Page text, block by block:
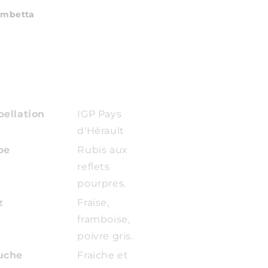
IGP Pays
d'Hérault
Rubis aux
reflets
pourpres.
Fraise,
framboise,
poivre gris.
Fraiche et